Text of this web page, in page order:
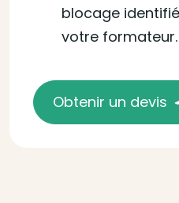
blocage
votre formateur.
Obtenir un devis